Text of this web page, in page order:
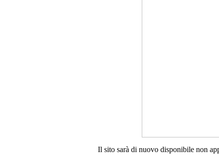
Il sito sarà di nuovo disponibile non